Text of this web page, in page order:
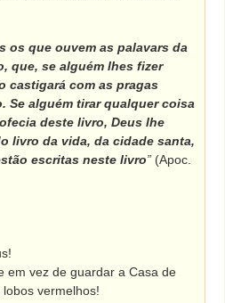
os que ouvem as palavars da
que, se alguém lhes fizer
castigará com as pragas
Se alguém tirar qualquer coisa
deste livro, Deus lhe
livro da vida, da cidade santa,
escritas neste livro” (Apoc.
vez de guardar a Casa de
vermelhos!